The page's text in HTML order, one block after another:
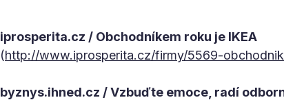
iprosperita.cz / Obchodníkem roku je IKEA
(http://www.iprosperita.cz/firmy/5569-
byznys.ihned.cz / Vzbuďte emoce, radí